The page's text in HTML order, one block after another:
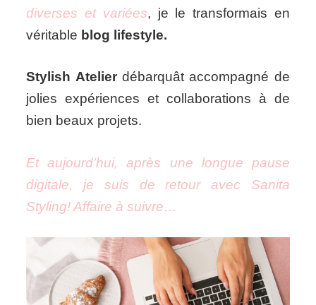
diverses et variées, je le transformais en
véritable blog lifestyle.
Stylish Atelier débarquât accompagné de
jolies expériences et collaborations à de
bien beaux projets.
Et aujourd’hui, après une longue pause
digitale, je suis de retour avec Sanita
Styling! Affaire à suivre…